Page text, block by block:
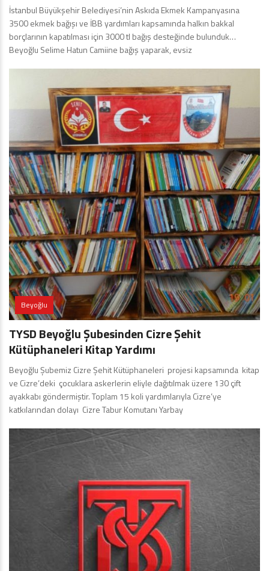
İstanbul Büyükşehir Belediyesi’nin Askıda Ekmek Kampanyasına
3500 ekmek bağışı ve İBB yardımları kapsamında halkın bakkal
borçlarının kapatılması için 3000 tl bağış desteğinde bulunduk…
Beyoğlu Selime Hatun Camiine bağış yaparak, evsiz
Beyoğlu
TYSD Beyoğlu Şubesinden Cizre Şehit
Kütüphaneleri Kitap Yardımı
Beyoğlu Şubemiz Cizre Şehit Kütüphaneleri projesi kapsamında kitap
ve Cizre’deki çocuklara askerlerin eliyle dağıtılmak üzere 130 çift
ayakkabı göndermiştir. Toplam 15 koli yardımlarıyla Cizre’ye
katkılarından dolayı Cizre Tabur Komutanı Yarbay